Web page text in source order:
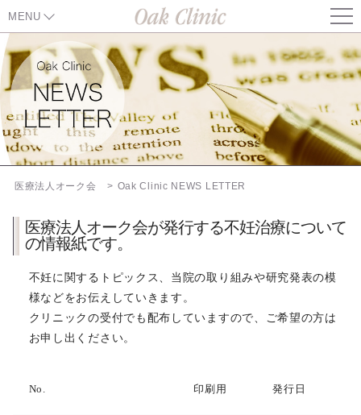
MENU
医療法人オーク会
オーク住吉産婦人科
オーク梅田レディースクリニック
オンライン診療
（2020年8月末閉院）
通院中の患者様へ
事業者様へ
医療法人オーク会 Oak Clinic NEWS LETTER
医療法人オーク会が発行する不妊治療について
の情報紙です。
不妊に関するトピックス、当院の取り組みや研究発表の模
様などをお伝えしていきます。
クリニックの受付でも配布していますので、ご希望の方は
お申し出ください。
No. 印刷用 発行日